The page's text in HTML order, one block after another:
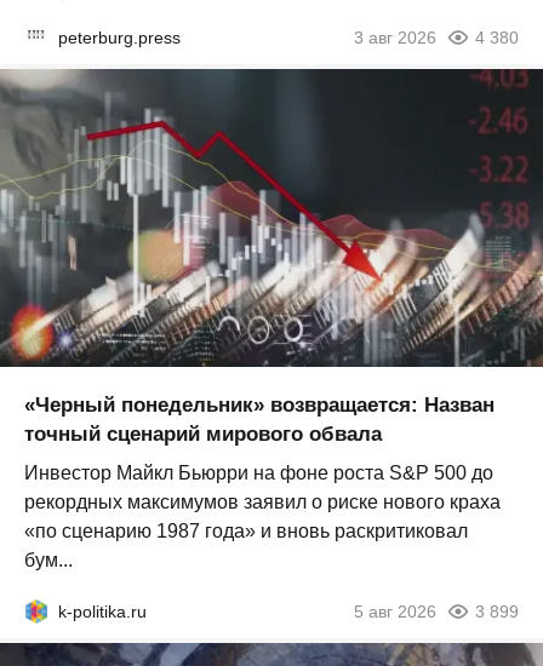
peterburg.press 3 авг 2026 4 380
«Черный понедельник» возвращается: Назван
точный сценарий мирового обвала
Инвестор Майкл Бьюрри на фоне роста S&P 500 до
рекордных максимумов заявил о риске нового краха
«по сценарию 1987 года» и вновь раскритиковал
бум...
k-politika.ru 5 авг 2026 3 899